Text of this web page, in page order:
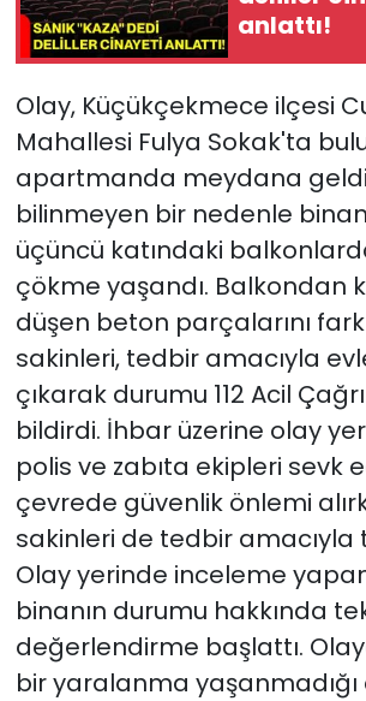
anlattı!
Olay, Küçükçekmece ilçesi
Mahallesi Fulya Sokak'ta
apartmanda meydana
bilinmeyen bir nedenle
üçüncü katındaki
çökme yaşandı. Balkondan
düşen beton parçalarını
sakinleri, tedbir amacıyla
çıkarak durumu 112 Acil
bildirdi. İhbar üzerine olay
polis ve zabıta ekipleri sevk
çevrede güvenlik önlemi
sakinleri de tedbir amacıyla
Olay yerinde inceleme
binanın durumu hakkında
değerlendirme başlattı.
bir yaralanma yaşanmadığı